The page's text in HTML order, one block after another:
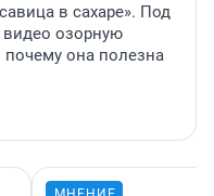
в сахаре». Под
видео озорную
она полезна